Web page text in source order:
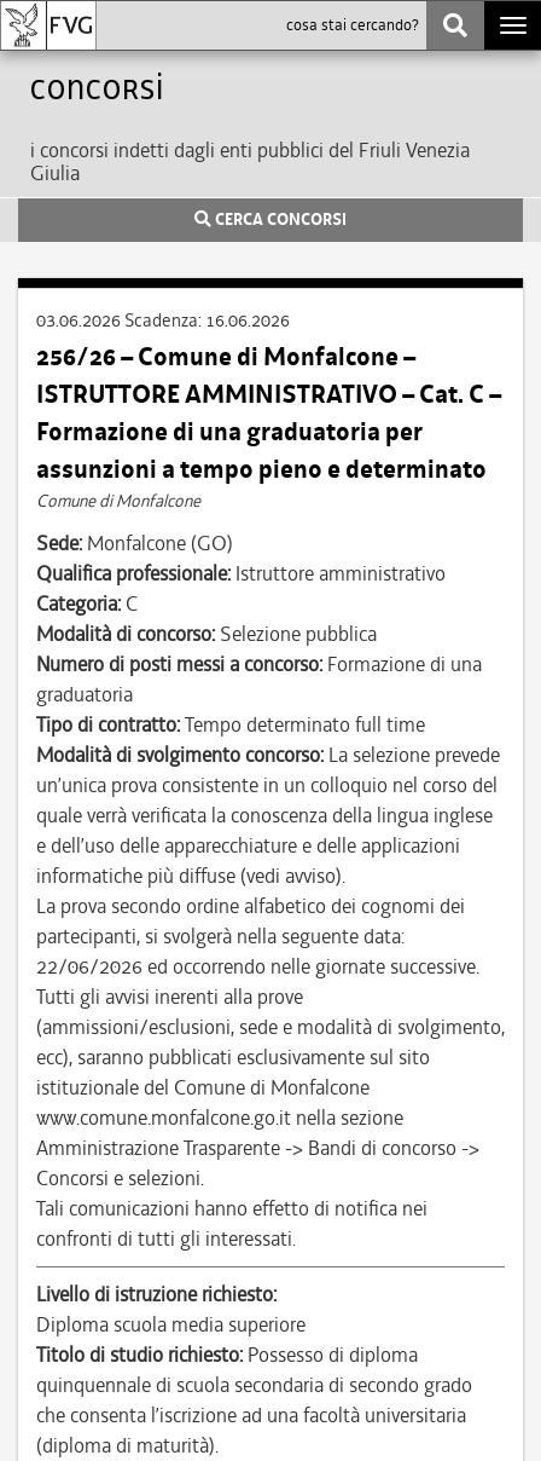
Concorsi
i concorsi indetti dagli enti pubblici del Friuli Venezia
Giulia
CERCA CONCORSI
03.06.2026 Scadenza: 16.06.2026
256/26 – Comune di Monfalcone –
ISTRUTTORE AMMINISTRATIVO – Cat. C –
Formazione di una graduatoria per
assunzioni a tempo pieno e determinato
Comune di Monfalcone
Sede: Monfalcone (GO)
Qualifica professionale: Istruttore amministrativo
Categoria: C
Modalità di concorso: Selezione pubblica
Numero di posti messi a concorso: Formazione di una
graduatoria
Tipo di contratto:Tempo determinato full time
Modalità di svolgimento concorso: La selezione prevede
un’unica prova consistente in un colloquio nel corso del
quale verrà verificata la conoscenza della lingua inglese
e dell’uso delle apparecchiature e delle applicazioni
informatiche più diffuse (vedi avviso).
La prova secondo ordine alfabetico dei cognomi dei
partecipanti, si svolgerà nella seguente data:
22/06/2026 ed occorrendo nelle giornate successive.
Tutti gli avvisi inerenti alla prove
(ammissioni/esclusioni, sede e modalità di svolgimento,
ecc), saranno pubblicati esclusivamente sul sito
istituzionale del Comune di Monfalcone
www.comune.monfalcone.go.it nella sezione
Amministrazione Trasparente -> Bandi di concorso ->
Concorsi e selezioni.
Tali comunicazioni hanno effetto di notifica nei
confronti di tutti gli interessati.
Livello di istruzione richiesto:
Diploma scuola media superiore
Titolo di studio richiesto: Possesso di diploma
quinquennale di scuola secondaria di secondo grado
che consenta l’iscrizione ad una facoltà universitaria
(diploma di maturità).